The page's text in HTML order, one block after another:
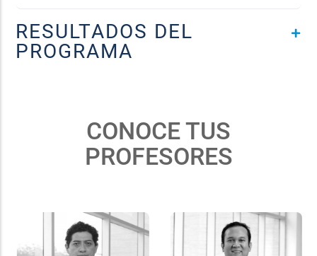
RESULTADOS DEL
PROGRAMA
CONOCE TUS
PROFESORES